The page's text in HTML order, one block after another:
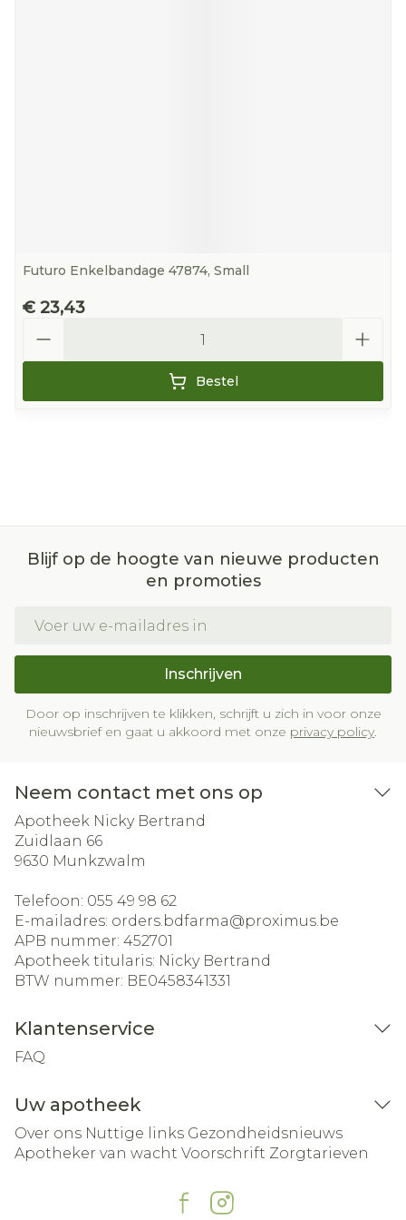
Futuro Enkelbandage 47874, Small
€ 23,43
Bestel
Blijf op de hoogte van nieuwe producten
en promoties
Inschrijven
Door op inschrijven te klikken, schrijft u zich in voor onze
nieuwsbrief en gaat u akkoord met onze privacy policy.
Neem contact met ons op
Apotheek Nicky Bertrand
Zuidlaan 66
9630 Munkzwalm
Telefoon: 055 49 98 62
E-mailadres: orders.bdfarma@proximus.be
APB nummer: 452701
Apotheek titularis: Nicky Bertrand
BTW nummer: BE0458341331
Klantenservice
FAQ
Uw apotheek
Over ons Nuttige links Gezondheidsnieuws
Apotheker van wacht Voorschrift Zorgtarieven